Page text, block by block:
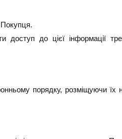
Покупця.
до цієї інформації
порядку, розміщуючи їх